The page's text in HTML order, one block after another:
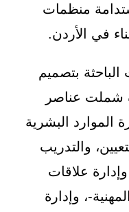
منظمات
في الأردن.
بتصميم
من (77) فقرة شملت عناصر
الموارد البشرية
والتدريب
علاقات
، وإدارة